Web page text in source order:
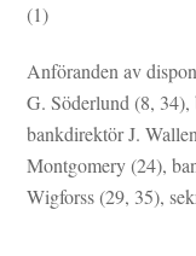
(1)
Anföranden av
G. Söderlund (8,
bankdirektör J.
Montgomery (24),
Wigforss (29, 35),